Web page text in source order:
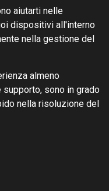
aiutarti nelle
dispositivi all'interno
nella gestione del
almeno
sono in grado
nella risoluzione del